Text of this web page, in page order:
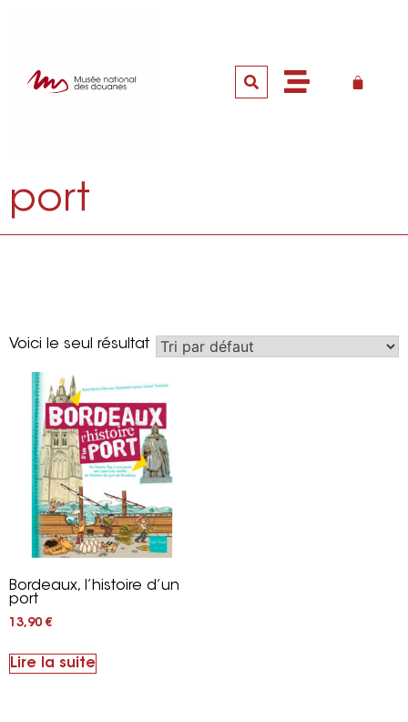
port
Voici le seul résultat
Bordeaux, l’histoire d’un
port
13,90€
Lire la suite